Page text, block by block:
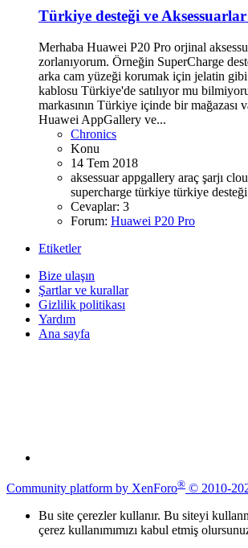
Türkiye desteği ve
Merhaba Huawei P20 Pro orjinal
zorlanıyorum. Örneğin SuperCharge
arka cam yüzeği korumak için jelatin
kablosu Türkiye'de satılıyor mu
markasının Türkiye içinde bir mağazası
Huawei AppGallery ve...
Chronics
Konu
14 Tem 2018
aksessuarappgallery araç şarjı
supercharge türkiye türkiye desteği
Cevaplar: 3
Forum: Huawei P20 Pro
Etiketler
Bize ulaşın
Şartlar ve kurallar
Gizlilik politikası
Yardım
Ana sayfa
Community platform by XenForo® © 2010-
Bu site çerezler kullanır. Bu siteyi
çerez kullanımımızı kabul etmiş